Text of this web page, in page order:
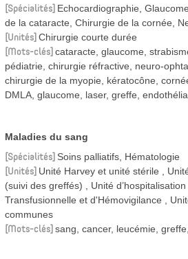
Spécialités Echocardiographie,
de la cataracte, Chirurgie de la cornée,
Unités Chirurgie courte durée
Mots-clés cataracte, glaucome,
pédiatrie, chirurgie réfractive, neuro-
chirurgie de la myopie, kératocône,
DMLA, glaucome, laser, greffe,
Maladies du sang
Spécialités Soins palliatifs, Hématologie
Unités Unité Harvey et unité stérile
(suivi des greffés)
Unité
Transfusionnelle et d'Hémovigilance
communes
Mots-clés sang, cancer, leucémie,